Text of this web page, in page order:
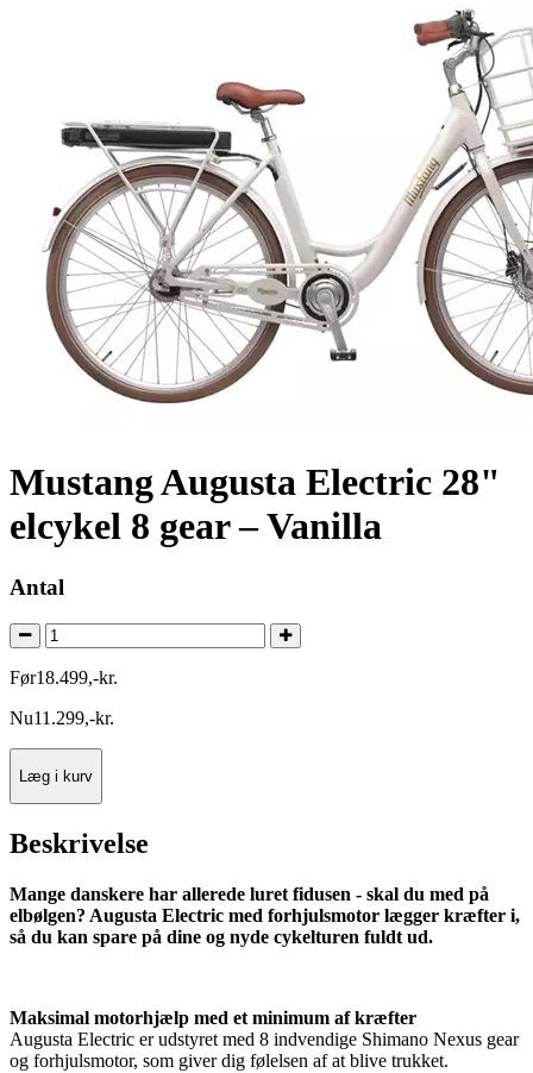
Mustang Augusta Electric 28"
elcykel 8 gear – Vanilla
Antal
Før18.499,-kr.
Nu11.299,-kr.
Læg i kurv
Beskrivelse
Mange danskere har allerede luret fidusen - skal du med på
elbølgen? Augusta Electric med forhjulsmotor lægger kræfter i,
så du kan spare på dine og nyde cykelturen fuldt ud.
Maksimal motorhjælp med et minimum af kræfter
Augusta Electric er udstyret med 8 indvendige Shimano Nexus gear
og forhjulsmotor, som giver dig følelsen af at blive trukket.